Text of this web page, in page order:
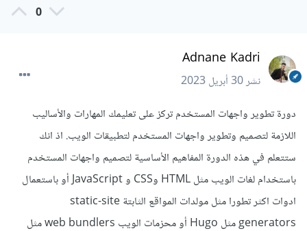
0
Adnane Kadri
نشر30 أبريل 2023
دورة تطوير واجهات المستخدم تركز على تعليمك المهارات والأساليب
اللازمة لتصميم وتطوير واجهات المستخدم لتطبيقات الويب. اذ انك
ستتعلم في هذه الدورة المفاهيم الأساسية لتصميم واجهات المستخدم
باستخدام لغات الويب مثل HTML وCSS و JavaScript أو باستعمال
ادوات اكثر تطورا مثل مولدات المواقع الثابتة static-site
generators مثل Hugo أو محزمات الويب web bundlers مثل